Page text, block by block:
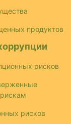
продуктов
рисков
рисков